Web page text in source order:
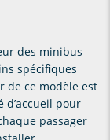
des minibus
spécifiques
de ce modèle est
d’accueil pour
passager